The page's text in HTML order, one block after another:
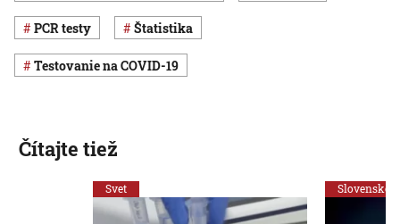
PCR testy štatistika
testovanie na COVID-19
Čítajte tiež
Svet Slovensko